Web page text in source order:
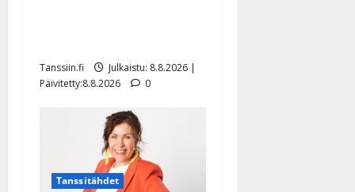
Tanssiin.fi
Julkaistu: 8.8.2026 |
Päivitetty:8.8.2026
0
Tanssitähdet